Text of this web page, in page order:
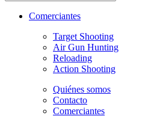
Comerciantes
Target Shooting
Air Gun Hunting
Reloading
Action Shooting
Quiénes somos
Contacto
Comerciantes